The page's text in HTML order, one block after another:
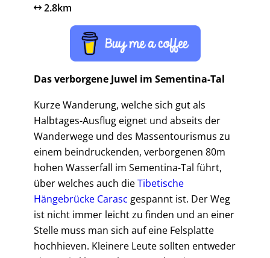
2.8km
Das verborgene Juwel im Sementina-Tal
Kurze Wanderung, welche sich gut als
Halbtages-Ausflug eignet und abseits der
Wanderwege und des Massentourismus zu
einem beindruckenden, verborgenen 80m
hohen Wasserfall im Sementina-Tal führt,
über welches auch dieTibetische
Hängebrücke Carasc gespannt ist. Der Weg
ist nicht immer leicht zu finden und an einer
Stelle muss man sich auf eine Felsplatte
hochhieven. Kleinere Leute sollten entweder